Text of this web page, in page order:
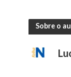
Sobre o